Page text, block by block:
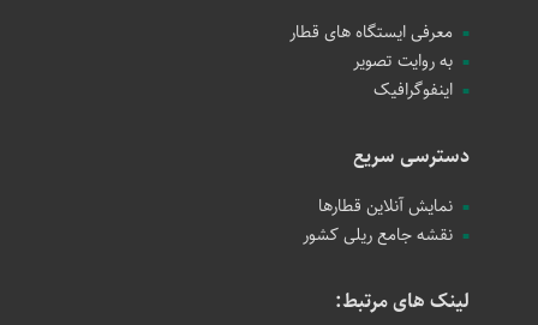
معرفی ایستگاه های قطار
به روایت تصویر
اینفوگرافیک
دسترسی سریع
نمایش آنلاین قطارها
نقشه جامع ریلی کشور
لینک های مرتبط: